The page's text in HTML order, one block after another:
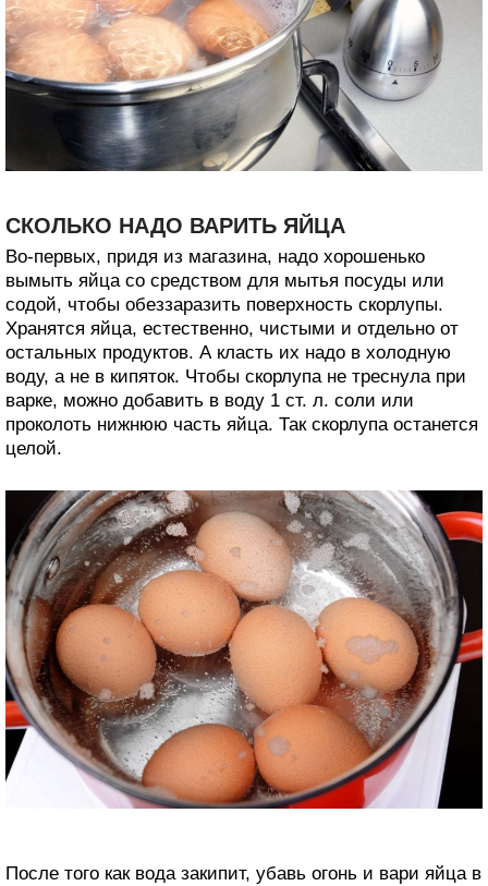
СКОЛЬКО НАДО ВАРИТЬ ЯЙЦА
Во-первых, придя из магазина, надо хорошенько
вымыть яйца со средством для мытья посуды или
содой, чтобы обеззаразить поверхность скорлупы.
Хранятся яйца, естественно, чистыми и отдельно от
остальных продуктов. А класть их надо в холодную
воду, а не в кипяток. Чтобы скорлупа не треснула при
варке, можно добавить в воду 1 ст. л. соли или
проколоть нижнюю часть яйца. Так скорлупа останется
целой.
После того как вода закипит, убавь огонь и вари яйца в